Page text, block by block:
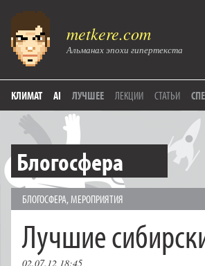
metkere.com
Альманах эпохи гипертекста
КЛИМАТ AI ЛУЧШЕЕ ЛЕКЦИИ СТАТЬИ
Блогосфера
БЛОГОСФЕРА,МЕРОПРИЯТИЯ
Лучшие
02.07.12 18:45